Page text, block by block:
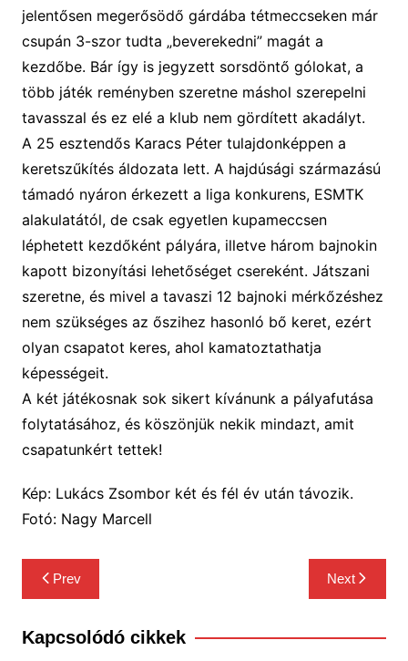
jelentősen megerősödő gárdába tétmeccseken már
csupán 3-szor tudta „beverekedni” magát a
kezdőbe. Bárígy is jegyzett sorsdöntő gólokat, a
több játék reményben szeretne máshol szerepelni
tavasszal és ez elé a klub nem gördített akadályt.
A 25 esztendős Karacs Péter tulajdonképpen a
keretszűkítés áldozata lett. A hajdúsági származású
támadó nyáron érkezett a liga konkurens, ESMTK
alakulatától, de csak egyetlen kupameccsen
léphetett kezdőként pályára, illetve három bajnokin
kapott bizonyítási lehetőséget csereként. Játszani
szeretne, és mivel a tavaszi 12 bajnoki mérkőzéshez
nem szükséges az őszihez hasonló bő keret, ezért
olyan csapatot keres, ahol kamatoztathatja
képességeit.
A két játékosnak sok sikert kívánunk a pályafutása
folytatásához, és köszönjük nekik mindazt, amit
csapatunkért tettek!
Kép: Lukács Zsombor két és fél év után távozik.
Fotó: Nagy Marcell
Bejegyzés
navigáció
Prev Next
Kapcsolódó cikkek